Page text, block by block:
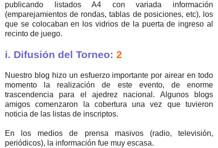
publicando listados A4 con variada información
(emparejamientos de rondas, tablas de posiciones, etc), los
que se colocaban en los vidrios de la puerta de ingreso al
recinto de juego.
i. Difusión del Torneo: 2
Nuestro blog hizo un esfuerzo importante por airear en todo
momento la realización de este evento, de enorme
trascendencia para el ajedrez nacional. Algunos blogs
amigos comenzaron la cobertura una vez que tuvieron
noticia de las listas de inscriptos.
En los medios de prensa masivos (radio, televisión,
periódicos), la información fue muy escasa.